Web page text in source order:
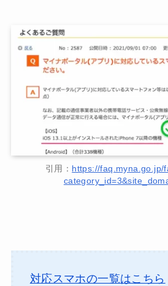
引用： https://faq.myna.go.jp/
対応スマホの一覧はこちら